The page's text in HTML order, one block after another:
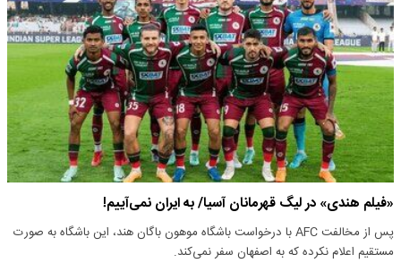
«فیلم هندی» در لیگ قهرمانان آسیا/ به ایران نمی‌آییم!
پس از مخالفت AFC با درخواست باشگاه موهون باگان هند، این باشگاه به صورت
مستقیم اعلام نکرده که به اصفهان سفر نمی‌کند.